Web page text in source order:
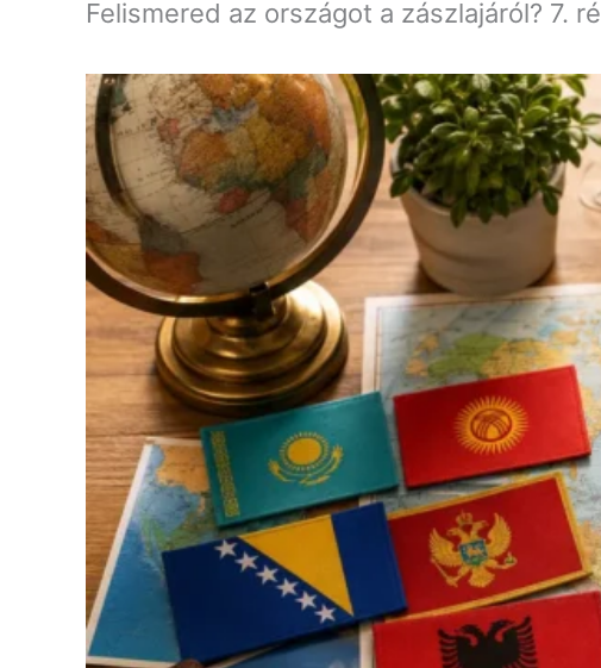
Felismered az országot a zászlajáról? 7.